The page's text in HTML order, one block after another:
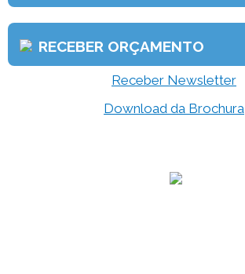
RECEBER ORÇAMENTO
Receber Newsletter
Download da Brochura